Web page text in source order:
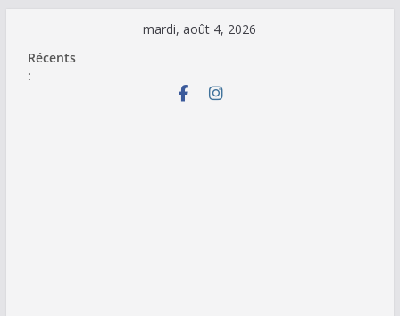
contenu
mardi, août 4, 2026
Récents
: